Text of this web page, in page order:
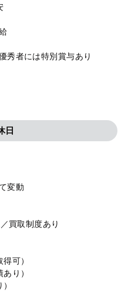
秀者には特別賞与あり
日
変動
買取制度あり
可）
り）